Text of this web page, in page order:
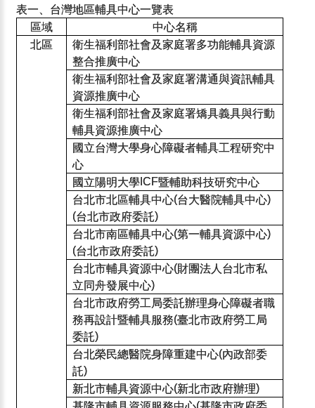
表一、台灣地區輔具中心一覽表
區域
中心名稱
北區
衛生福利部社會及家庭署多功能輔具資源
整合推廣中心
衛生福利部社會及家庭署溝通與資訊輔具
資源推廣中心
衛生福利部社會及家庭署矯具義具與行動
輔具資源推廣中心
國立台灣大學身心障礙者輔具工程研究中
心
國立陽明大學ICF暨輔助科技研究中心
台北市北區輔具中心(台大醫院輔具中心)
(台北市政府委託)
台北市南區輔具中心(第一輔具資源中心)
(台北市政府委託)
台北市輔具資源中心(財團法人台北市私
立同舟發展中心)
台北市政府勞工局委託辦理身心障礙者職
務再設計暨輔具服務(臺北市政府勞工局
委託)
台北榮民總醫院身障重建中心(內政部委
託)
新北市輔具資源中心(新北市政府辦理)
(